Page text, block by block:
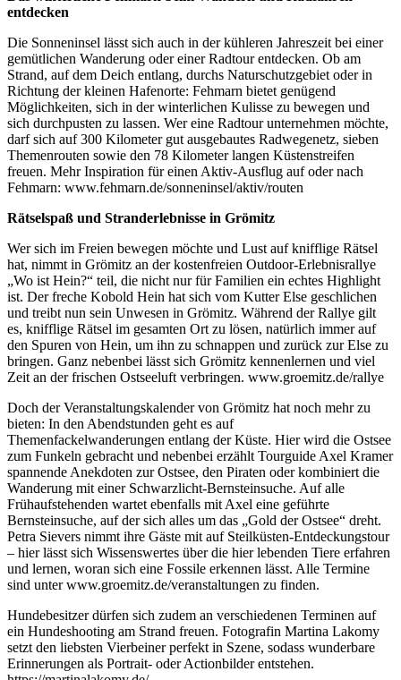
entdecken
Die Sonneninsel lässt sich auch in der kühleren Jahreszeit bei einer
gemütlichen Wanderung oder einer Radtour entdecken. Ob am
Strand, auf dem Deich entlang, durchs Naturschutzgebiet oder in
Richtung der kleinen Hafenorte: Fehmarn bietet genügend
Möglichkeiten, sich in der winterlichen Kulisse zu bewegen und
sich durchpusten zu lassen. Wer eine Radtour unternehmen möchte,
darf sich auf 300 Kilometer gut ausgebautes Radwegenetz, sieben
Themenrouten sowie den 78 Kilometer langen Küstenstreifen
freuen. Mehr Inspiration für einen Aktiv-Ausflug auf oder nach
Fehmarn: www.fehmarn.de/sonneninsel/aktiv/routen
Rätselspaß und Stranderlebnisse in Grömitz
Wer sich im Freien bewegen möchte und Lust auf knifflige Rätsel
hat, nimmt in Grömitz an der kostenfreien Outdoor-Erlebnisrallye
„Wo ist Hein?“ teil, die nicht nur für Familien ein echtes Highlight
ist. Der freche Kobold Hein hat sich vom Kutter Else geschlichen
und treibt nun sein Unwesen in Grömitz. Während der Rallye gilt
es, knifflige Rätsel im gesamten Ort zu lösen, natürlich immer auf
den Spuren von Hein, um ihn zu schnappen und zurück zur Else zu
bringen. Ganz nebenbei lässt sich Grömitz kennenlernen und viel
Zeit an der frischen Ostseeluft verbringen. www.groemitz.de/rallye
Doch der Veranstaltungskalender von Grömitz hat noch mehr zu
bieten: In den Abendstunden geht es auf
Themenfackelwanderungen entlang der Küste. Hier wird die Ostsee
zum Funkeln gebracht und nebenbei erzählt Tourguide Axel Kramer
spannende Anekdoten zur Ostsee, den Piraten oder kombiniert die
Wanderung mit einer Schwarzlicht-Bernsteinsuche. Auf alle
Frühaufstehenden wartet ebenfalls mit Axel eine geführte
Bernsteinsuche, auf der sich alles um das „Gold der Ostsee“ dreht.
Petra Sievers nimmt ihre Gäste mit auf Steilküsten-Entdeckungstour
– hier lässt sich Wissenswertes über die hier lebenden Tiere erfahren
und lernen, woran sich eine Fossile erkennen lässt. Alle Termine
sind unter www.groemitz.de/veranstaltungen zu finden.
Hundebesitzer dürfen sich zudem an verschiedenen Terminen auf
ein Hundeshooting am Strand freuen. Fotografin Martina Lakomy
setzt den liebsten Vierbeiner perfekt in Szene, sodass wunderbare
Erinnerungen als Portrait- oder Actionbilder entstehen.